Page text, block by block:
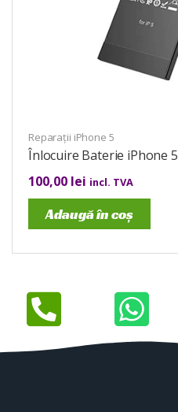
Reparații iPhone 5
Înlocuire Baterie iPhone 5
100,00 lei incl. TVA
Adaugă în coș